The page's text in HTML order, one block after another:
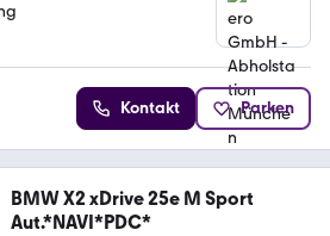
Kontakt Parken
BMW X2 xDrive 25e M Sport
Aut.*NAVI*PDC*